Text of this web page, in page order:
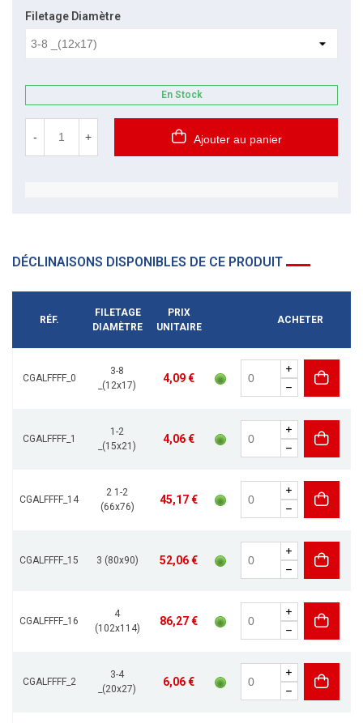
Filetage Diamètre
En Stock
- + Ajouter au panier
DÉCLINAISONS DISPONIBLES DE CE PRODUIT
RÉF.
FILETAGE
DIAMÈTRE
PRIX
UNITAIRE
ACHETER
CGALFFFF_0
3-8
_(12x17)
4,09 €
CGALFFFF_1
1-2
_(15x21)
4,06 €
CGALFFFF_14
2 1-2
(66x76)
45,17 €
CGALFFFF_15 3 (80x90) 52,06 €
CGALFFFF_16
4
(102x114)
86,27 €
CGALFFFF_2
3-4
_(20x27)
6,06 €